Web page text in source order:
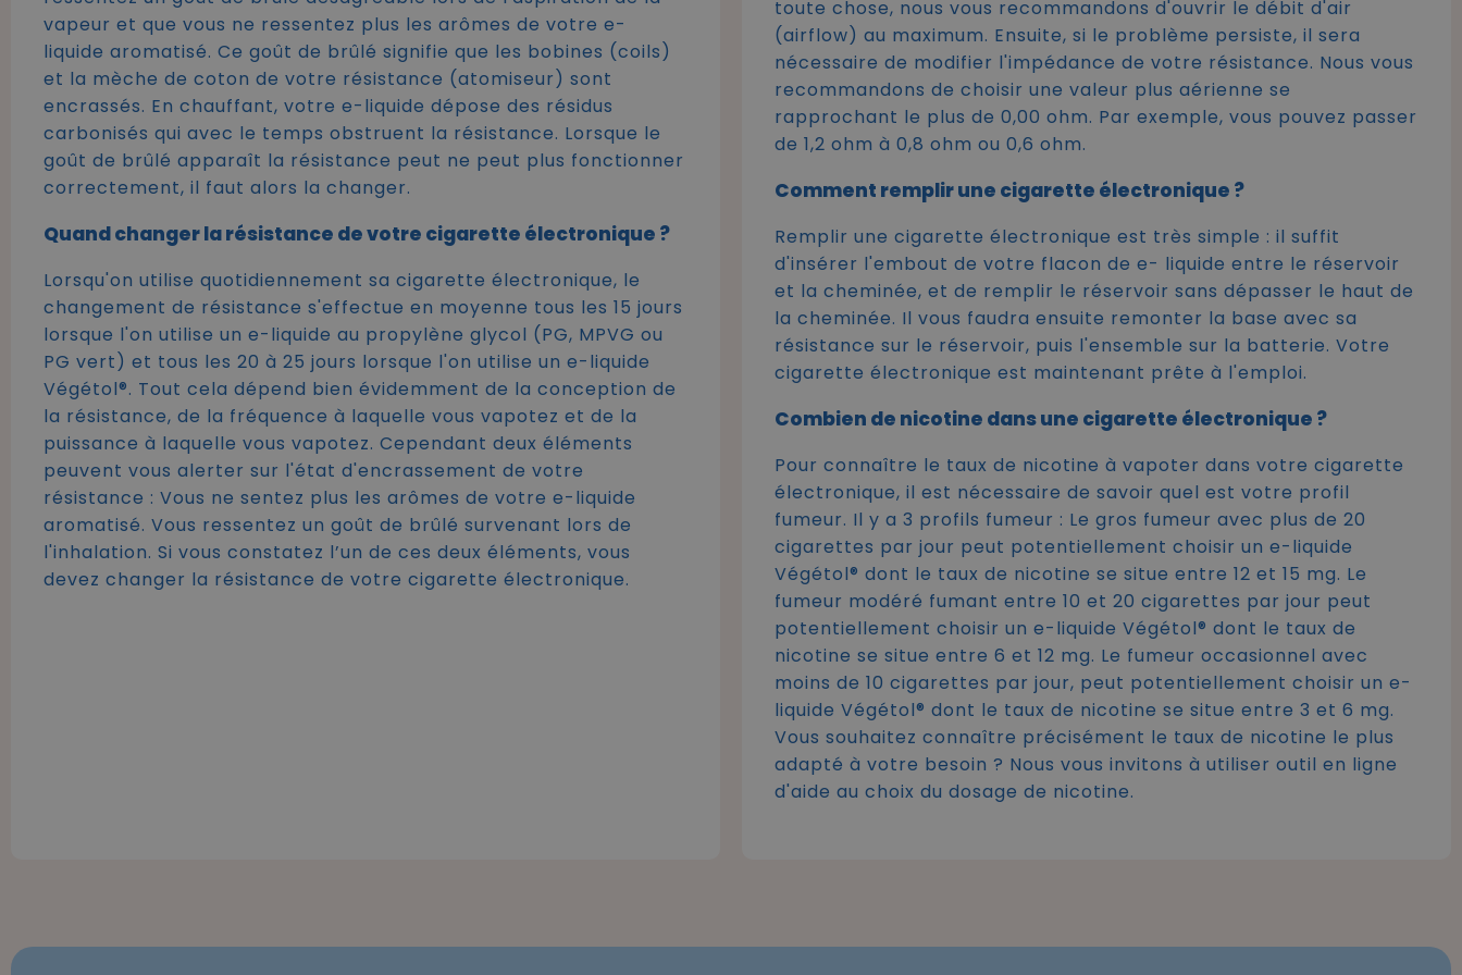
vapeur et que vous ne ressentez plus les arômes de votre e-
liquide aromatisé. Ce goût de brûlé signifie que les bobines (coils)
et la mèche de coton de votre résistance (atomiseur) sont
encrassés. En chauffant, votre e-liquide dépose des résidus
carbonisés qui avec le temps obstruent la résistance. Lorsque le
goût de brûlé apparaît la résistance peut ne peut plus fonctionner
correctement, il faut alors la changer.
Quand changer la résistance de votre cigarette électronique ?
Lorsqu'on utilise quotidiennement sa cigarette électronique, le
changement de résistance s'effectue en moyenne tous les 15 jours
lorsque l'on utilise un e-liquide au propylène glycol (PG, MPVG ou
PG vert) et tous les 20 à 25 jours lorsque l'on utilise un e-liquide
Végétol®. Tout cela dépend bien évidemment de la conception de
la résistance, de la fréquence à laquelle vous vapotez et de la
puissance à laquelle vous vapotez. Cependant deux éléments
peuvent vous alerter sur l'état d'encrassement de votre
résistance : Vous ne sentez plus les arômes de votre e-liquide
aromatisé. Vous ressentez un goût de brûlé survenant lors de
l'inhalation. Si vous constatez l’un de ces deux éléments, vous
devez changer la résistance de votre cigarette électronique.
toute chose, nous vous recommandons d'ouvrir le débit d'air
(airflow) au maximum. Ensuite, si le problème persiste, il sera
nécessaire de modifier l'impédance de votre résistance. Nous vous
recommandons de choisir une valeur plus aérienne se
rapprochant le plus de 0,00 ohm. Par exemple, vous pouvez passer
de 1,2 ohm à 0,8 ohm ou 0,6 ohm.
Comment remplir une cigarette électronique ?
Remplir une cigarette électronique est très simple : il suffit
d'insérer l'embout de votre flacon de e- liquide entre le réservoir
et la cheminée, et de remplir le réservoir sans dépasser le haut de
la cheminée. Il vous faudra ensuite remonter la base avec sa
résistance sur le réservoir, puis l'ensemble sur la batterie. Votre
cigarette électronique est maintenant prête à l'emploi.
Combien de nicotine dans une cigarette électronique ?
Pour connaître le taux de nicotine à vapoter dans votre cigarette
électronique, il est nécessaire de savoir quel est votre profil
fumeur. Il y a 3 profils fumeur : Le gros fumeur avec plus de 20
cigarettes par jour peut potentiellement choisir un e-liquide
Végétol® dont le taux de nicotine se situe entre 12 et 15 mg. Le
fumeur modéré fumant entre 10 et 20 cigarettes par jour peut
potentiellement choisir un e-liquide Végétol® dont le taux de
nicotine se situe entre 6 et 12 mg. Le fumeur occasionnel avec
moins de 10 cigarettes par jour, peut potentiellement choisir un e-
liquide Végétol® dont le taux de nicotine se situe entre 3 et 6 mg.
Vous souhaitez connaître précisément le taux de nicotine le plus
adapté à votre besoin ? Nous vous invitons à utiliser outil en ligne
d'aide au choix du dosage de nicotine.